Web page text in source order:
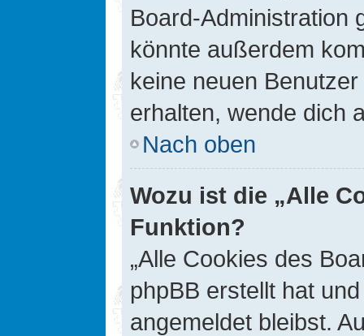
Board-Administration
könnte außerdem
keine neuen
erhalten, wende dich
Nach oben
Wozu ist die „Alle
Funktion?
„Alle Cookies des
phpBB erstellt hat
angemeldet bleibst.